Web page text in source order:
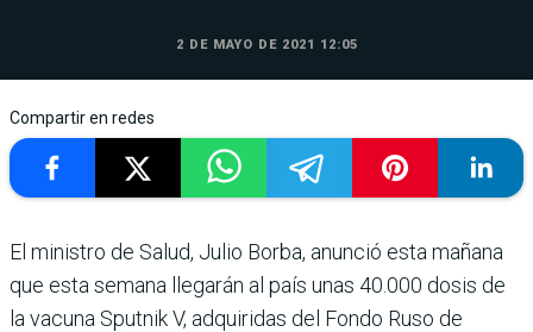
2 DE MAYO DE 2021 12:05
Compartir en redes
El ministro de Salud, Julio Borba, anunció esta mañana
que esta semana llegarán al país unas 40.000 dosis de
la vacuna Sputnik V, adquiridas del Fondo Ruso de